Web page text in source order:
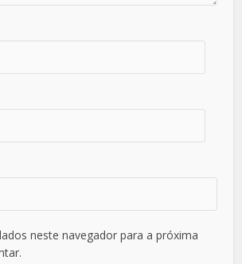
neste navegador para a próxima